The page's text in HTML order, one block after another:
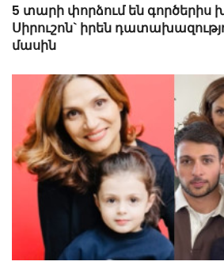
5 տարի փորձում են գործերիս
Սիրուշոն` իրեն
մասին